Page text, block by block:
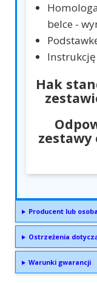
belce -
Hak
zestawy
Producent lub
Ostrzeżenia
Warunki gwarancji